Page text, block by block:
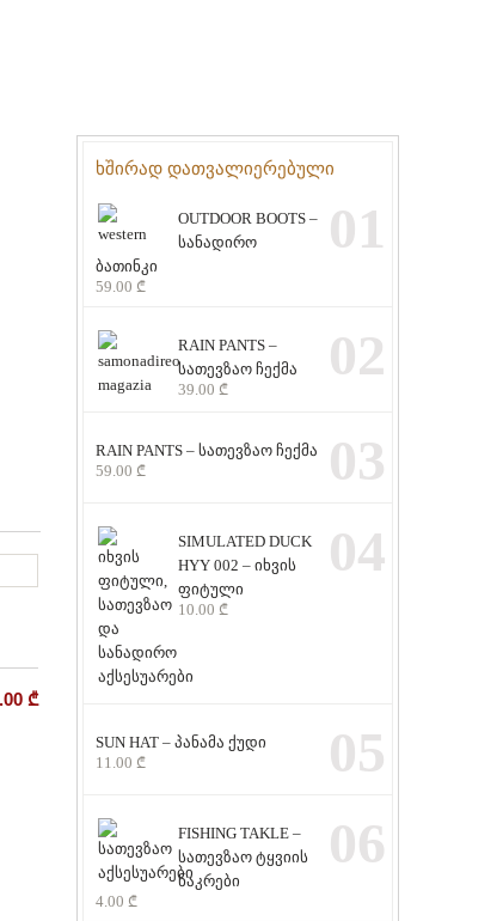
₾
ხშირად დათვალიერებული
OUTDOOR BOOTS –
სანადირო
ბათინკი
59.00 ₾
01
RAIN PANTS –
სათევზაო ჩექმა
39.00 ₾
02
RAIN PANTS – სათევზაო ჩექმა
59.00 ₾ 03
SIMULATED DUCK
HYY 002 – იხვის
ფიტული
10.00 ₾
04
SUN HAT – პანამა ქუდი
11.00 ₾ 05
FISHING TAKLE –
სათევზაო ტყვიის
ნაკრები
4.00 ₾
06